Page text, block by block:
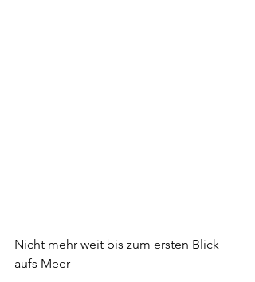
Nicht mehr weit bis zum ersten Blick
aufs Meer